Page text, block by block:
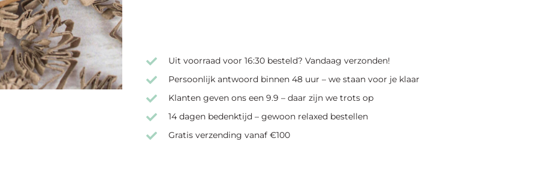
Uit voorraad voor 16:30 besteld? Vandaag verzonden!
Persoonlijk antwoord binnen 48 uur – we staan voor je klaar
Klanten geven ons een 9.9 – daar zijn we trots op
14 dagen bedenktijd – gewoon relaxed bestellen
Gratis verzending vanaf €100